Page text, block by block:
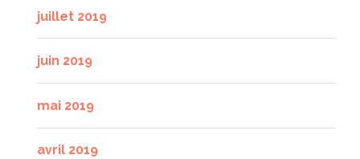
juillet 2019
juin 2019
mai 2019
avril 2019